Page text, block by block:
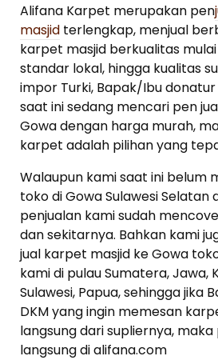
Alifana Karpet merupakan pen
masjid terlengkap, menjual
karpet masjid berkualitas
standar lokal, hingga kualitas
impor Turki, Bapak/Ibu
saat ini sedang mencari pen
Gowa dengan harga murah,
karpet adalah pilihan yang
Walaupun kami saat ini belum
toko di Gowa Sulawesi
penjualan kami sudah
dan sekitarnya. Bahkan kami
jual karpet masjid ke Gowa
kami di pulau Sumatera, Jawa,
Sulawesi, Papua, sehingga jika
DKM yang ingin memesan
langsung dari supliernya, maka
langsung di alifana.com